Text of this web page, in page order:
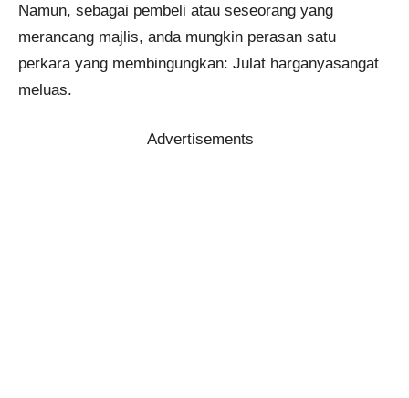
Namun, sebagai pembeli atau seseorang yang
merancang majlis, anda mungkin perasan satu
perkara yang membingungkan: Julat harganyasangat
meluas.
Advertisements